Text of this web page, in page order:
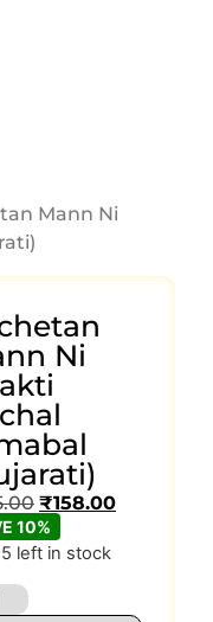
Mann Ni
Ni
₹158.00
10%
left in stock